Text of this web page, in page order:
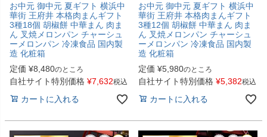
お中元 御中元 夏ギフト 横浜中
華街 王府井 本格肉まんギフト
3種18個 胡椒餅 中華まん 肉ま
ん 叉焼メロンパン チャーシュ
ーメロンパン 冷凍食品 国内製
造 化粧箱
定価 ¥8,480のところ
自社サイト特別価格 ¥7,632税込
カートに入れる
お中元 御中元 夏ギフト 横浜中
華街 王府井 本格肉まんギフト
3種12個 胡椒餅 中華まん 肉ま
ん 叉焼メロンパン チャーシュ
ーメロンパン 冷凍食品 国内製
造 化粧箱
定価 ¥5,980のところ
自社サイト特別価格 ¥5,382税込
カートに入れる